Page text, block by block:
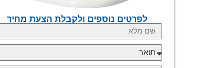
לפרטים נוספים ולקבלת הצעת מחיר